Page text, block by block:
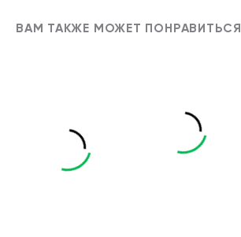
ВАМ ТАКЖЕ МОЖЕТ ПОНРАВИТЬСЯ